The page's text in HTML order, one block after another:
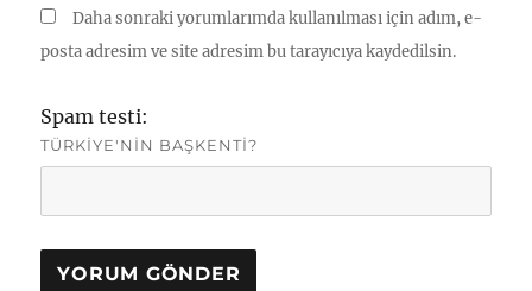
Daha sonraki yorumlarımda kullanılması için adım, e-
posta adresim ve site adresim bu tarayıcıya kaydedilsin.
Spam testi:
TÜRKIYE'NIN BAŞKENTI?